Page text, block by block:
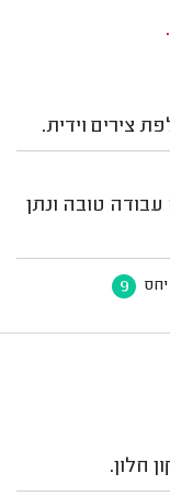
צירים וידית.
טובה ונתן
יחס 9
חלון.